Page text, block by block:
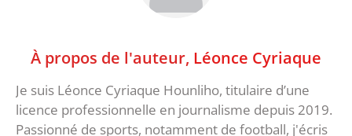
À propos de l'auteur, Léonce Cyriaque
Je suis Léonce Cyriaque Hounliho, titulaire d’une
licence professionnelle en journalisme depuis 2019.
Passionné de sports, notamment de football, j'écris